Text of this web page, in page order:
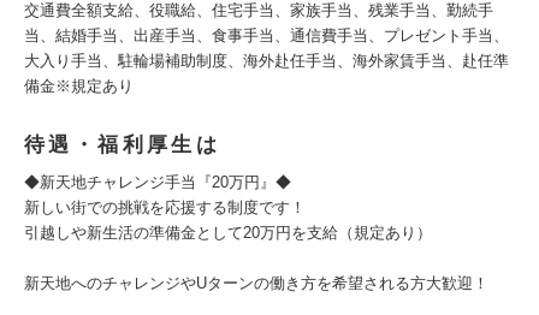
交通費全額支給、役職給、住宅手当、家族手当、残業手当、勤続手
当、結婚手当、出産手当、食事手当、通信費手当、プレゼント手当、
大入り手当、駐輪場補助制度、海外赴任手当、海外家賃手当、赴任準
備金※規定あり
待遇・福利厚生は
◆新天地チャレンジ手当『20万円』◆
新しい街での挑戦を応援する制度です！
引越しや新生活の準備金として20万円を支給（規定あり）
新天地へのチャレンジやUターンの働き方を希望される方大歓迎！